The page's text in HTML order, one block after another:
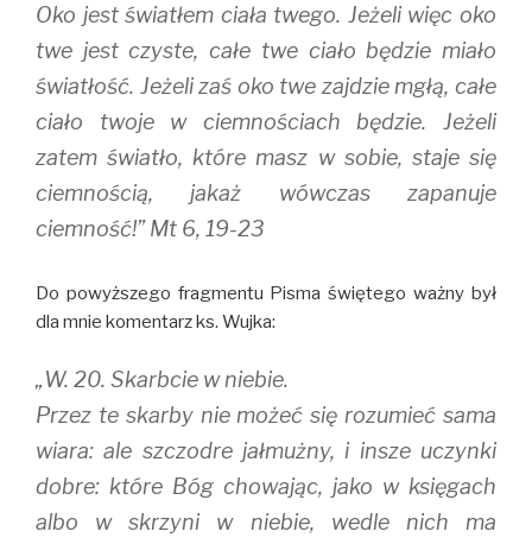
Oko jest światłem ciała twego. Jeżeli więc oko
twe jest czyste, całe twe ciało będzie miało
światłość. Jeżeli zaś oko twe zajdzie mgłą, całe
ciało twoje w ciemnościach będzie. Jeżeli
zatem światło, które masz w sobie, staje się
ciemnością, jakaż wówczas zapanuje
ciemność!” Mt 6, 19-23
Do powyższego fragmentu Pisma świętego ważny był
dla mnie komentarz ks. Wujka:
„W. 20. Skarbcie w niebie.
Przez te skarby nie możeć się rozumieć sama
wiara: ale szczodre jałmużny, i insze uczynki
dobre: które Bóg chowając, jako w księgach
albo w skrzyni w niebie, wedle nich ma